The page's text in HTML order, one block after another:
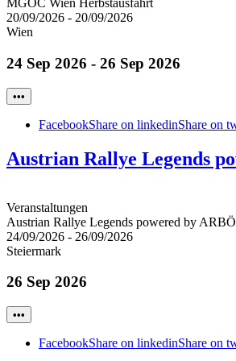
MGOC Wien Herbstausfahrt
20/09/2026 - 20/09/2026
Wien
24 Sep 2026 - 26 Sep 2026
•••
FacebookShare on linkedinShare on
Austrian Rallye Legends
Veranstaltungen
Austrian Rallye Legends powered by ARBÖ
24/09/2026 - 26/09/2026
Steiermark
26 Sep 2026
•••
FacebookShare on linkedinShare on